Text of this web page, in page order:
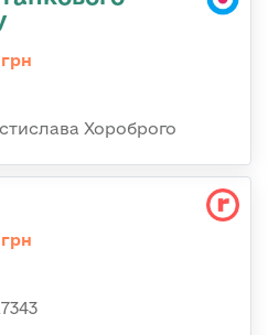
Хороброго